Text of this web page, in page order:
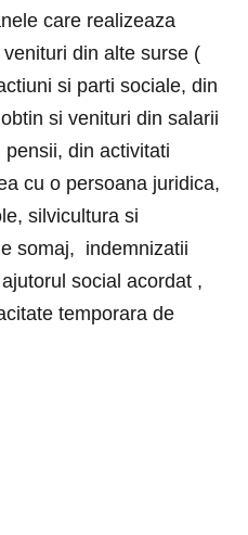
care realizeaza
din alte surse (
si parti sociale, din
si venituri din salarii
din activitati
cu o persoana juridica,
silvicultura si
somaj, indemnizatii
social acordat ,
temporara de